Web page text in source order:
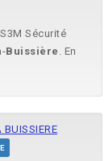
Sécurité
Buissière . En
BUISSIERE